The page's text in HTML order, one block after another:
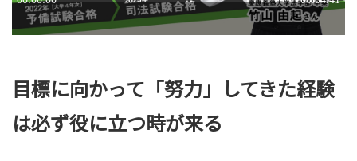
目標に向かって「努力」してきた経験
は必ず役に立つ時が来る